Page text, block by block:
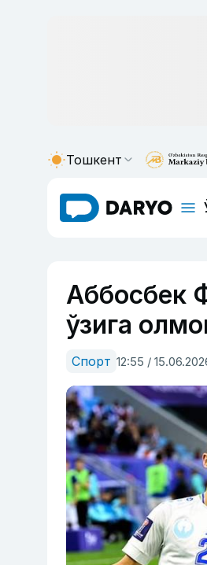
Тошкент
Аббосбек
ўзига
Спорт 12:55 /